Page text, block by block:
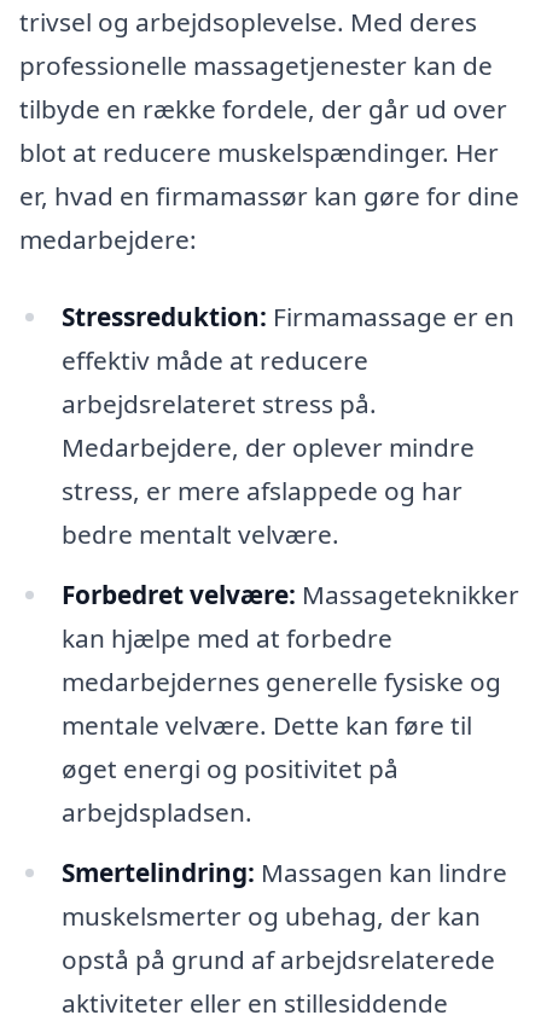
trivsel og arbejdsoplevelse. Med deres
professionelle massagetjenester kan de
tilbyde en række fordele, der går ud over
blot at reducere muskelspændinger. Her
er, hvad en firmamassør kan gøre for dine
medarbejdere:
Stressreduktion: Firmamassage er en
effektiv måde at reducere
arbejdsrelateret stress på.
Medarbejdere, der oplever mindre
stress, er mere afslappede og har
bedre mentalt velvære.
Forbedret velvære: Massageteknikker
kan hjælpe med at forbedre
medarbejdernes generelle fysiske og
mentale velvære. Dette kan føre til
øget energi og positivitet på
arbejdspladsen.
Smertelindring: Massagen kan lindre
muskelsmerter og ubehag, der kan
opstå på grund af arbejdsrelaterede
aktiviteter eller en stillesiddende